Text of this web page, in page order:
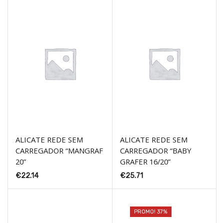
ALICATE REDE SEM
CARREGADOR “MANGRAF
20”
€22.14
ALICATE REDE SEM
CARREGADOR “BABY
GRAFER 16/20”
€25.71
PROMO! 37%